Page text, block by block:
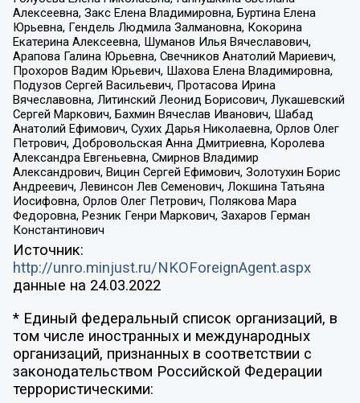
Алексеевна, Закс Елена Владимировна, Буртина Елена
Юрьевна, Гендель Людмила Залмановна, Кокорина
Екатерина Алексеевна, Шуманов Илья Вячеславович,
Арапова Галина Юрьевна, Свечников Анатолий Мариевич,
Прохоров Вадим Юрьевич, Шахова Елена Владимировна,
Подузов Сергей Васильевич, Протасова Ирина
Вячеславовна, Литинский Леонид Борисович, Лукашевский
Сергей Маркович, Бахмин Вячеслав Иванович, Шабад
Анатолий Ефимович, Сухих Дарья Николаевна, Орлов Олег
Петрович, Добровольская Анна Дмитриевна, Королева
Александра Евгеньевна, Смирнов Владимир
Александрович, Вицин Сергей Ефимович, Золотухин Борис
Андреевич, Левинсон Лев Семенович, Локшина Татьяна
Иосифовна, Орлов Олег Петрович, Полякова Мара
Федоровна, Резник Генри Маркович, Захаров Герман
Константинович
Источник:
http://unro.minjust.ru/NKOForeignAgent.aspx
данные на 24.03.2022
* Единый федеральный список организаций, в
том числе иностранных и международных
организаций, признанных в соответствии с
законодательством Российской Федерации
террористическими: